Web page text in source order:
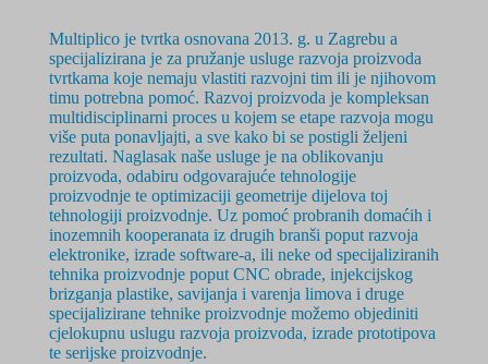
Multiplico je tvrtka osnovana 2013. g. u Zagrebu a
specijalizirana je za pružanje usluge razvoja proizvoda
tvrtkama koje nemaju vlastiti razvojni tim ili je njihovom
timu potrebna pomoć. Razvoj proizvoda je kompleksan
multidisciplinarni proces u kojem se etape razvoja mogu
više puta ponavljajti, a sve kako bi se postigli željeni
rezultati. Naglasak naše usluge je na oblikovanju
proizvoda, odabiru odgovarajuće tehnologije
proizvodnje te optimizaciji geometrije dijelova toj
tehnologiji proizvodnje. Uz pomoć probranih domaćih i
inozemnih kooperanata iz drugih branši poput razvoja
elektronike, izrade software-a, ili neke od specijaliziranih
tehnika proizvodnje poput CNC obrade, injekcijskog
brizganja plastike, savijanja i varenja limova i druge
specijalizirane tehnike proizvodnje možemo objediniti
cjelokupnu uslugu razvoja proizvoda, izrade prototipova
te serijske proizvodnje.